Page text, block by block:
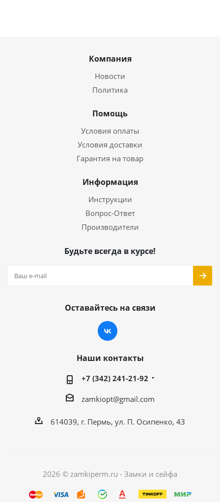
Компания
Новости
Политика
Помощь
Условия оплаты
Условия доставки
Гарантия на товар
Информация
Инструкции
Вопрос-Ответ
Производители
Будьте всегда в курсе!
Оставайтесь на связи
Наши контакты
+7 (342) 241-21-92
zamkiopt@gmail.com
614039, г. Пермь, ул. П. Осипенко, 43
2026 © zamkiperm.ru - Замки и сейфа